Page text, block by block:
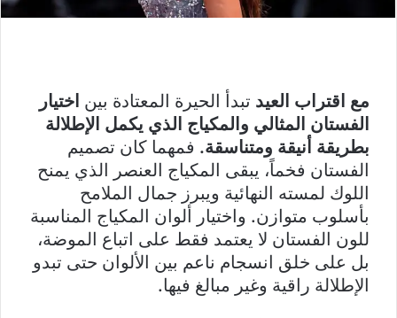
مع اقتراب العيد تبدأ الحيرة المعتادة بين اختيار
الفستان المثالي والمكياج الذي يكمل الإطلالة
بطريقة أنيقة ومتناسقة. فمهما كان تصميم
الفستان فخماً، يبقى المكياج العنصر الذي يمنح
اللوك لمسته النهائية ويبرز جمال الملامح
بأسلوب متوازن. واختيار ألوان المكياج المناسبة
للون الفستان لا يعتمد فقط على اتباع الموضة،
بل على خلق انسجام ناعم بين الألوان حتى تبدو
الإطلالة راقية وغير مبالغ فيها.